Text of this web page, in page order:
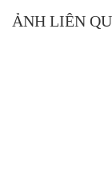
ẢNH LIÊN